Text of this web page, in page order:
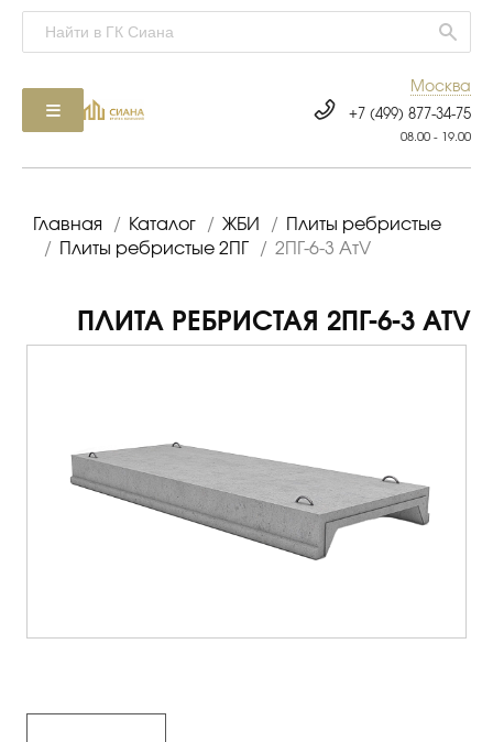
Москва
+7 (499) 877-34-75
08.00 - 19.00
Главная / Каталог / ЖБИ /
Плиты ребристые
/
Плиты ребристые 2ПГ / 2ПГ-6-3 АтV
ПЛИТА РЕБРИСТАЯ 2ПГ-6-3 АТV